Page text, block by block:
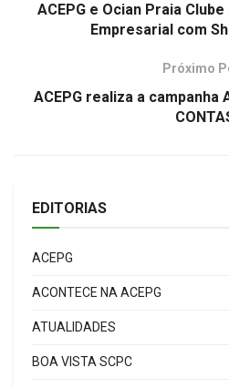
ACEPG e Ocian Praia
Empresarial com
Próximo
ACEPG realiza a campanha
EDITORIAS
ACEPG
ACONTECE NA ACEPG
ATUALIDADES
BOA VISTA SCPC